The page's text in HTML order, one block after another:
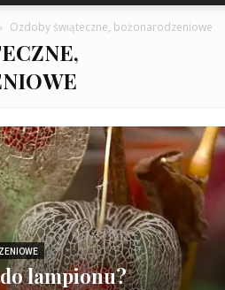
Ozdoby świąteczne, bożonarodzeniowe
do lampionu?